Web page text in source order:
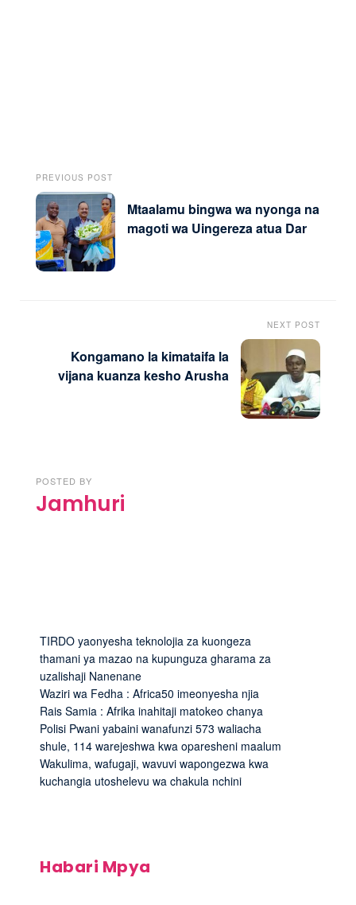
PREVIOUS POST
Mtaalamu bingwa wa nyonga na
magoti wa Uingereza atua Dar
NEXT POST
Kongamano la kimataifa la
vijana kuanza kesho Arusha
POSTED BY
Jamhuri
TIRDO yaonyesha teknolojia za kuongeza
thamani ya mazao na kupunguza gharama za
uzalishaji Nanenane
Waziri wa Fedha : Africa50 imeonyesha njia
Rais Samia : Afrika inahitaji matokeo chanya
Polisi Pwani yabaini wanafunzi 573 waliacha
shule, 114 warejeshwa kwa oparesheni maalum
Wakulima, wafugaji, wavuvi wapongezwa kwa
kuchangia utoshelevu wa chakula nchini
Habari Mpya